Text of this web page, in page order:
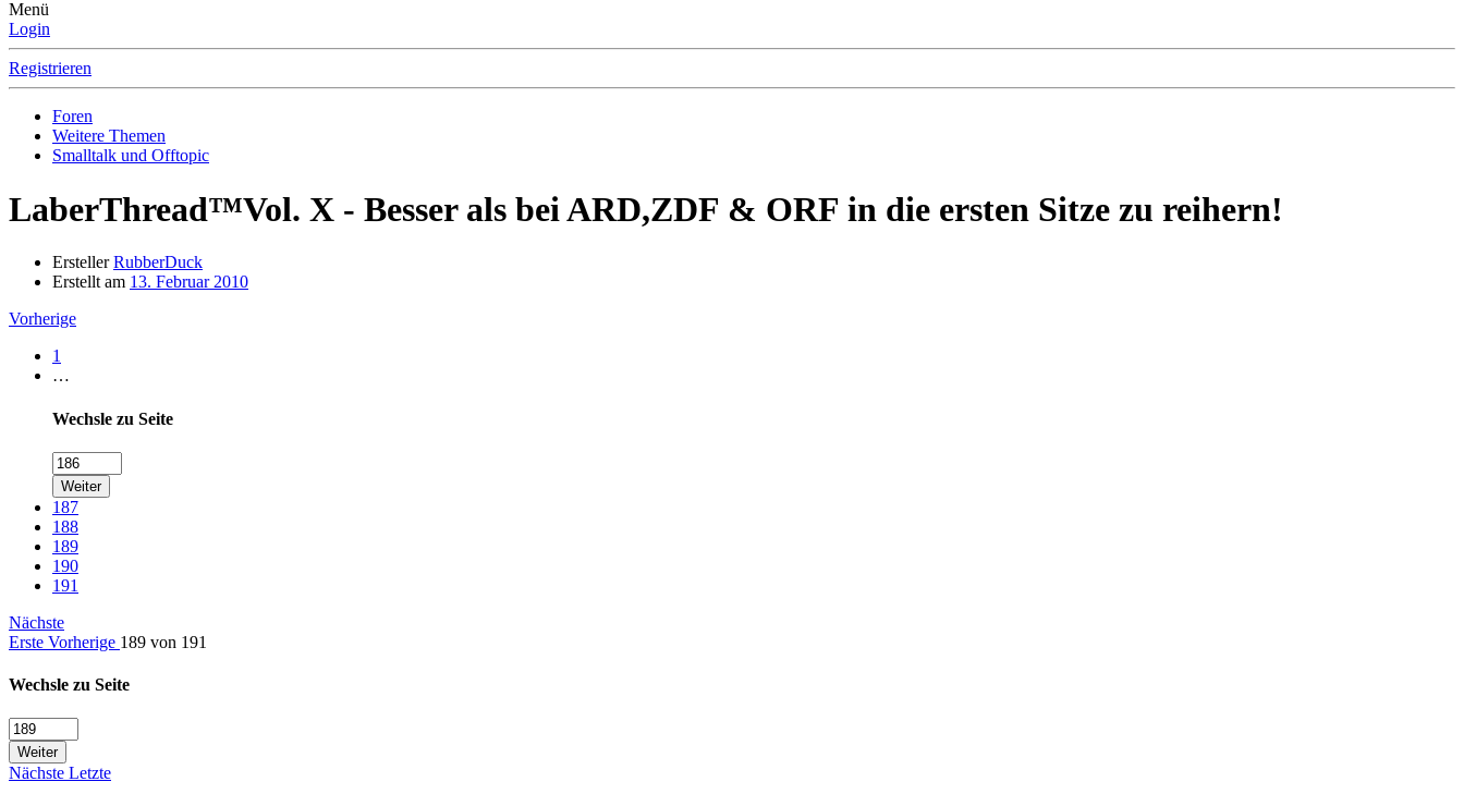
Menü
Login
Registrieren
Foren
Weitere Themen
Smalltalk und Offtopic
LaberThread™Vol. X - Besser als bei ARD,ZDF & ORF in die ersten Sitze zu reihern!
Ersteller RubberDuck
Erstellt am 13. Februar 2010
Vorherige
1
…
Wechsle zu Seite
Weiter
187
188
189
190
191
Nächste
Erste Vorherige 189 von 191
Wechsle zu Seite
Weiter
Nächste Letzte